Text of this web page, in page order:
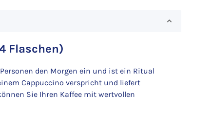
Flaschen)
den Morgen ein und ist ein Ritual
Cappuccino verspricht und liefert
Sie Ihren Kaffee mit wertvollen